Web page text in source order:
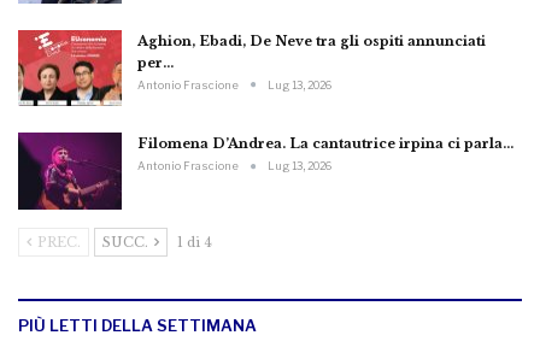
Aghion, Ebadi, De Neve tra gli ospiti annunciati
per…
Antonio Frascione Lug 13, 2026
Filomena D’Andrea. La cantautrice irpina ci parla…
Antonio Frascione Lug 13, 2026
PREC. SUCC. 1 di 4
PIÙ LETTI DELLA SETTIMANA